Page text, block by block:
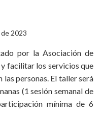
2023
por la Asociación de
facilitar los servicios que
personas. El taller será
(1 sesión semanal de
mínima de 6